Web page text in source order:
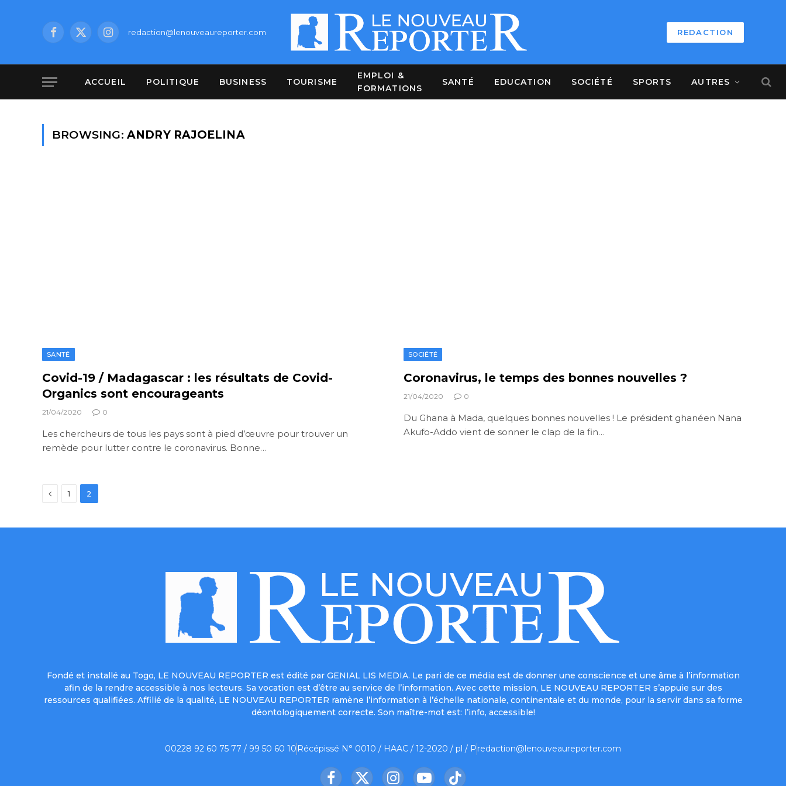
Facebook
X
Instagramredaction@lenouveaureporter.com REDACTION
ACCUEIL POLITIQUE BUSINESS TOURISME
EMPLOI &
FORMATIONS
SANTÉ EDUCATION SOCIÉTÉ SPORTS AUTRES
BROWSING: ANDRY RAJOELINA
SANTÉ
Covid-19 / Madagascar : les résultats de Covid-
Organics sont encourageants
21/04/2020 0
Les chercheurs de tous les pays sont à pied d’œuvre pour trouver un
remède pour lutter contre le coronavirus. Bonne…
SOCIÉTÉ
Coronavirus, le temps des bonnes nouvelles ?
21/04/2020 0
Du Ghana à Mada, quelques bonnes nouvelles ! Le président ghanéen Nana
Akufo-Addo vient de sonner le clap de la fin…
Previous
1 2
Fondé et installé au Togo, LE NOUVEAU REPORTER est édité par GENIAL LIS MEDIA. Le pari de ce média est de donner une conscience et une âme à l’information
afin de la rendre accessible à nos lecteurs. Sa vocation est d’être au service de l’information. Avec cette mission, LE NOUVEAU REPORTER s’appuie sur des
ressources qualifiées. Affilié de la qualité, LE NOUVEAU REPORTER ramène l’information à l’échelle nationale, continentale et du monde, pour la servir dans sa forme
déontologiquement correcte. Son maître-mot est: l’info, accessible!
00228 92 60 75 77 / 99 50 60 10 Récépissé N° 0010 / HAAC / 12-2020 / pl / Predaction@lenouveaureporter.com
Facebook
X InstagramYouTubeTikTok